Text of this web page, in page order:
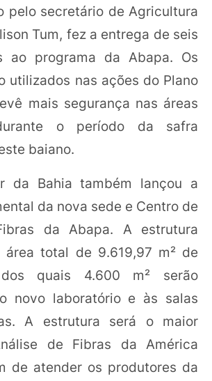
pelo secretário de Agricultura
Tum, fez a entrega de seis
ao programa da Abapa. Os
utilizados nas ações do Plano
mais segurança nas áreas
o período da safra
baiano.
da Bahia também lançou a
da nova sede e Centro de
da Abapa. A estrutura
área total de 9.619,97 m² de
dos quais 4.600 m² serão
novo laboratório e às salas
A estrutura será o maior
de Fibras da América
de atender os produtores da